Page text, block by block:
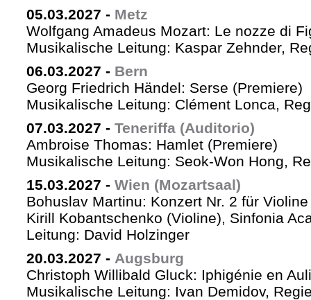
05.03.2027 - Metz
Wolfgang Amadeus Mozart: Le nozze di
Musikalische Leitung: Kaspar Zehnder,
06.03.2027 - Bern
Georg Friedrich Händel: Serse (Premiere)
Musikalische Leitung: Clément Lonca,
07.03.2027 - Teneriffa (Auditorio)
Ambroise Thomas: Hamlet (Premiere)
Musikalische Leitung: Seok-Won Hong,
15.03.2027 - Wien (Mozartsaal)
Bohuslav Martinu: Konzert Nr. 2 für
Kirill Kobantschenko (Violine), Sinfonia
Leitung: David Holzinger
20.03.2027 - Augsburg
Christoph Willibald Gluck: Iphigénie en
Musikalische Leitung: Ivan Demidov,